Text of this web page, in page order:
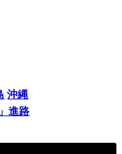
沖縄
進路